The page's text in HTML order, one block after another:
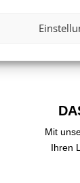
Mit
Ihren